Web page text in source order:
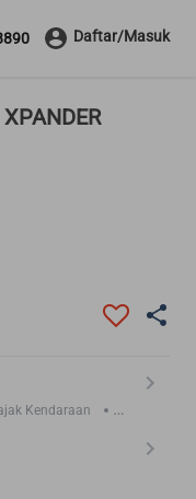
Daftar/Masuk
Kendaraan